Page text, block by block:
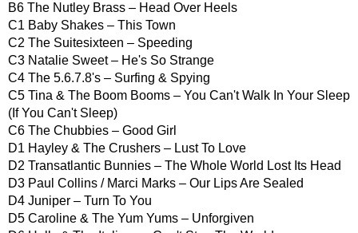
B6 The Nutley Brass – Head Over Heels
C1 Baby Shakes – This Town
C2 The Suitesixteen – Speeding
C3 Natalie Sweet – He's So Strange
C4 The 5.6.7.8's – Surfing & Spying
C5 Tina & The Boom Booms – You Can't Walk In Your Sleep
(If You Can't Sleep)
C6 The Chubbies – Good Girl
D1 Hayley & The Crushers – Lust To Love
D2 Transatlantic Bunnies – The Whole World Lost Its Head
D3 Paul Collins / Marci Marks – Our Lips Are Sealed
D4 Juniper – Turn To You
D5 Caroline & The Yum Yums – Unforgiven